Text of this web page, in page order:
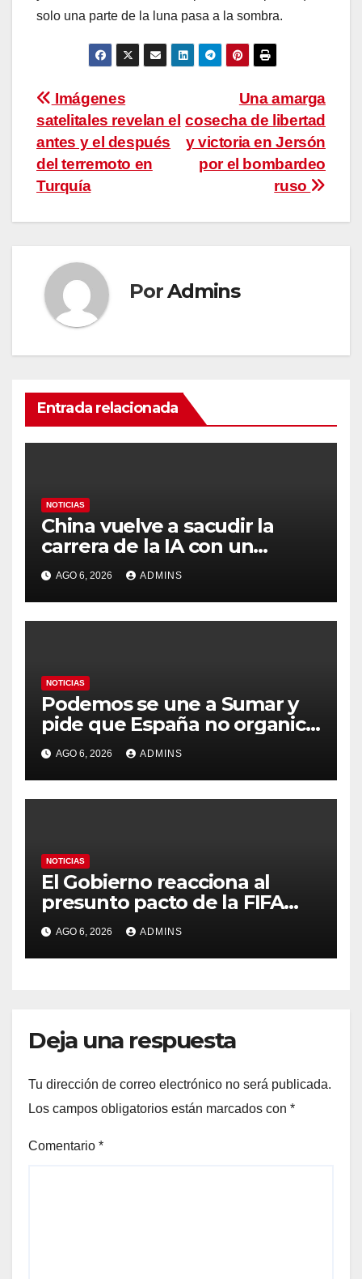
solo una parte de la luna pasa a la sombra.
Navegación
de
entradas
Una amarga
cosecha de libertad
y victoria en Jersón
por el bombardeo
ruso
Imágenes
satelitales revelan el
antes y el después
del terremoto en
Turquía
PorAdmins
Entrada relacionada
NOTICIAS
China vuelve a sacudir la
carrera de la IA con un
modelo capaz de trabajar
durante días sin intervención
humana
AGO 6, 2026 ADMINS
NOTICIAS
Podemos se une a Sumar y
pide que España no organice
el Mundial 2030 con
Marruecos por «atentar
contra la soberanía nacional»
AGO 6, 2026 ADMINS
NOTICIAS
El Gobierno reacciona al
presunto pacto de la FIFA
con Marruecos para acoger
la final del Mundial 2030:
«Tiene que ser en España»
AGO 6, 2026 ADMINS
Deja una respuesta
Tu dirección de correo electrónico no será publicada.
Los campos obligatorios están marcados con *
Comentario *